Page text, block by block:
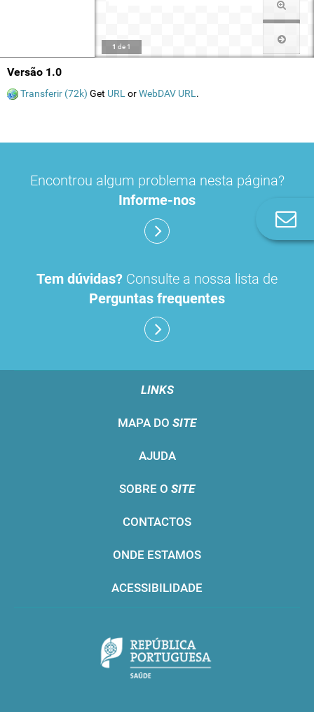
1 de 1
Versão 1.0
Transferir (72k) Get URL orWebDAV URL .
Encontrou algum problema nesta página?
Informe-nos
Tem dúvidas? Consulte a nossa lista de
Perguntas frequentes
LINKS
MAPA DO SITE
AJUDA
SOBRE O SITE
CONTACTOS
ONDE ESTAMOS
ACESSIBILIDADE